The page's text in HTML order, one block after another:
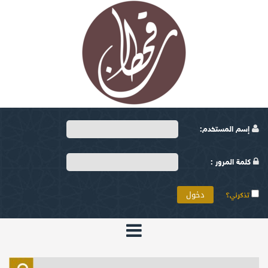
إسم المستخدم:
كلمة المرور :
تذكرني؟